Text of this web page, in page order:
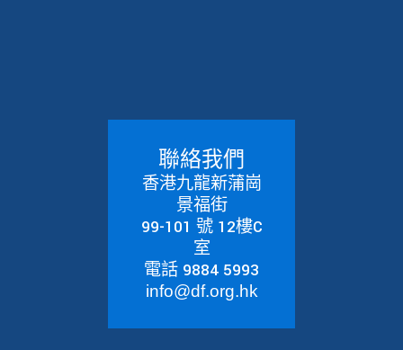
聯絡我們
香港九龍新蒲崗
景福街
99-101 號 12樓C
室
電話 9884 5993
info@df.org.hk